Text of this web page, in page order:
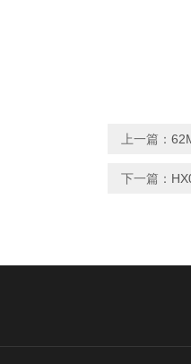
上一篇：
下一篇：